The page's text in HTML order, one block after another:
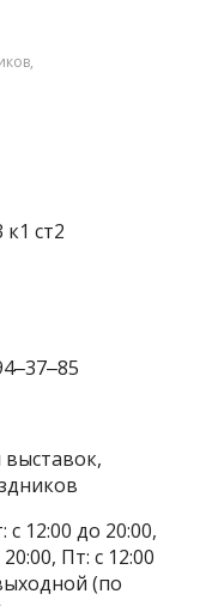
,
ст2
выставок,
12:00 до 20:00,
Пт: с 12:00
(по